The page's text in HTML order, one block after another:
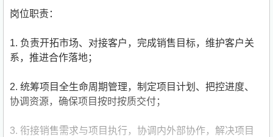
岗位职责：
1. 负责开拓市场、对接客户，完成销售目标，维护客户关
系，推进合作落地；
2. 统筹项目全生命周期管理，制定项目计划、把控进度、
协调资源，确保项目按时按质交付；
3. 衔接销售需求与项目执行，协调内外部协作，解决项目